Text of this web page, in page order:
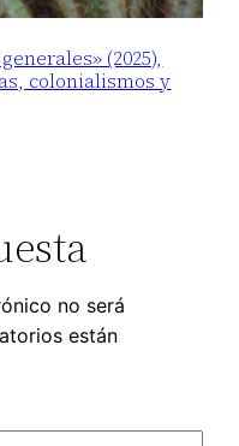
(2025),
colonialismos y
no será
están